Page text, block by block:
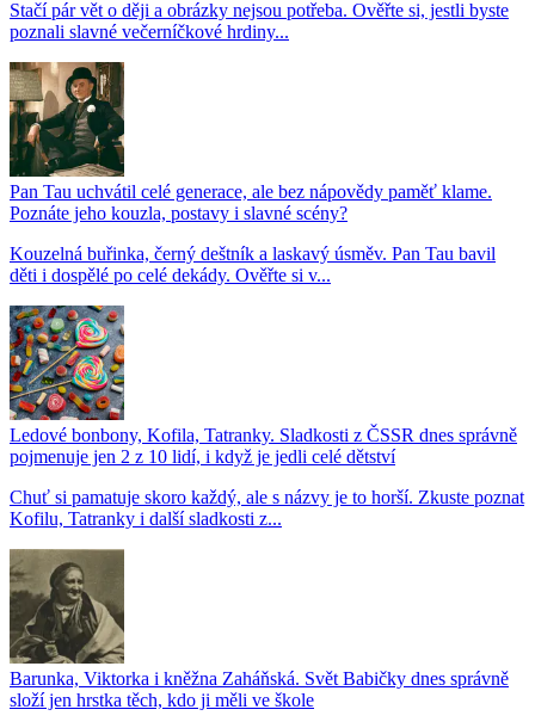
Stačí pár vět o ději a obrázky nejsou potřeba. Ověřte si, jestli byste
poznali slavné večerníčkové hrdiny...
Pan Tau uchvátil celé generace, ale bez nápovědy paměť klame.
Poznáte jeho kouzla, postavy i slavné scény?
Kouzelná buřinka, černý deštník a laskavý úsměv. Pan Tau bavil
děti i dospělé po celé dekády. Ověřte si v...
Ledové bonbony, Kofila, Tatranky. Sladkosti z ČSSR dnes správně
pojmenuje jen 2 z 10 lidí, i když je jedli celé dětství
Chuť si pamatuje skoro každý, ale s názvy je to horší. Zkuste poznat
Kofilu, Tatranky i další sladkosti z...
Barunka, Viktorka i kněžna Zaháňská. Svět Babičky dnes správně
složí jen hrstka těch, kdo ji měli ve škole